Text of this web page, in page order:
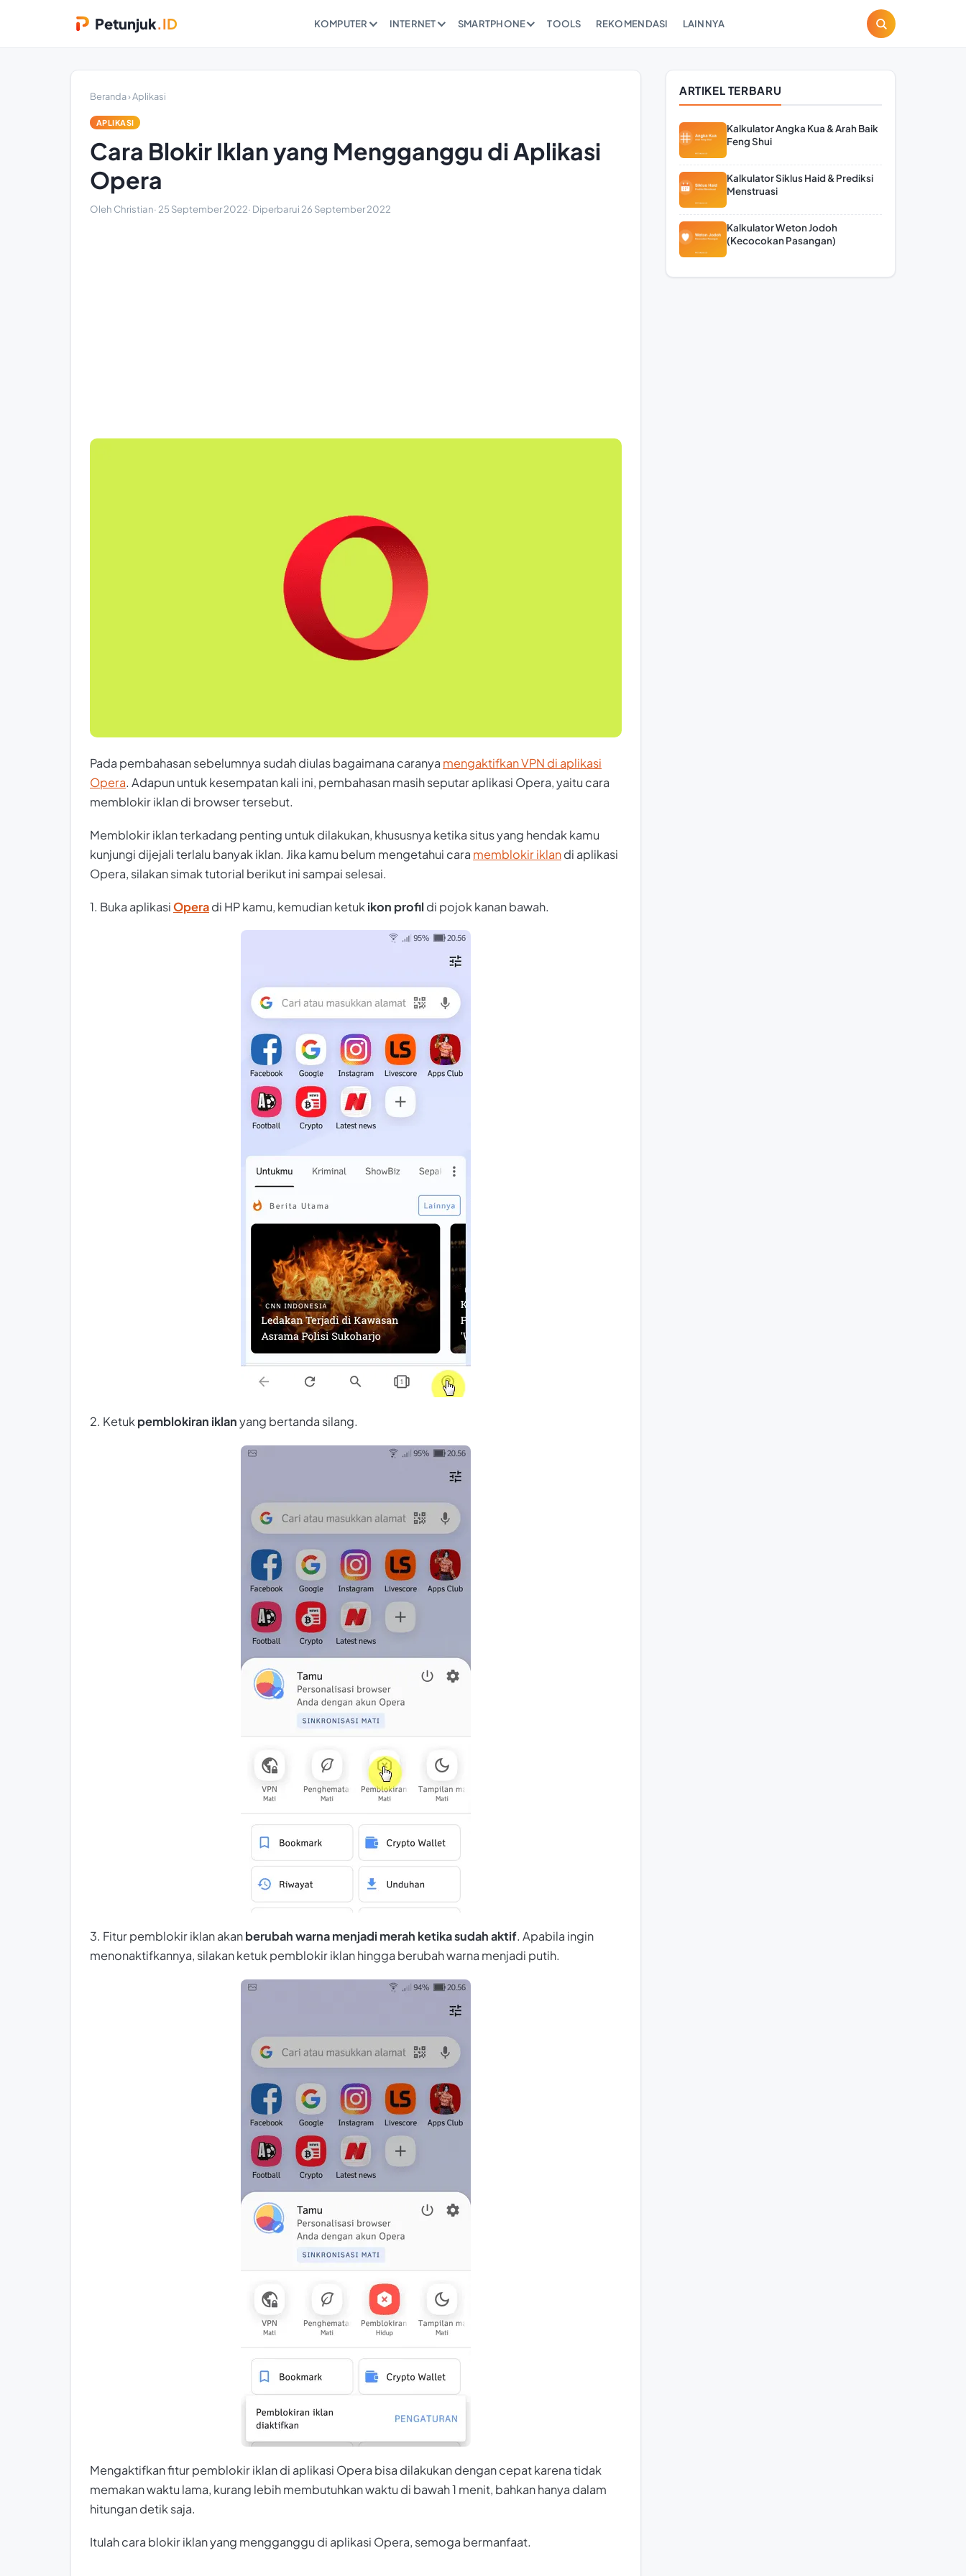
Petunjuk.ID KOMPUTER INTERNET SMARTPHONE TOOLS REKOMENDASI LAINNYA
Beranda›Aplikasi
APLIKASI
Cara Blokir Iklan yang Mengganggu di Aplikasi
Opera
Oleh Christian· 25 September 2022· Diperbarui 26 September 2022
Pada pembahasan sebelumnya sudah diulas bagaimana caranya mengaktifkan VPN di aplikasi
Opera. Adapun untuk kesempatan kali ini, pembahasan masih seputar aplikasi Opera, yaitu cara
memblokir iklan di browser tersebut.
Memblokir iklan terkadang penting untuk dilakukan, khususnya ketika situs yang hendak kamu
kunjungi dijejali terlalu banyak iklan. Jika kamu belum mengetahui cara memblokir iklandi aplikasi
Opera, silakan simak tutorial berikut ini sampai selesai.
1. Buka aplikasiOperadi HP kamu, kemudian ketuk ikon profildi pojok kanan bawah.
2. Ketuk pemblokiran iklanyang bertanda silang.
3. Fitur pemblokir iklan akanberubah warna menjadi merah ketika sudah aktif. Apabila ingin
menonaktifkannya, silakan ketuk pemblokir iklan hingga berubah warna menjadi putih.
Mengaktifkan fitur pemblokir iklan di aplikasi Opera bisa dilakukan dengan cepat karena tidak
memakan waktu lama, kurang lebih membutuhkan waktu di bawah 1 menit, bahkan hanya dalam
hitungan detik saja.
Itulah cara blokir iklan yang mengganggu di aplikasi Opera, semoga bermanfaat.
ARTIKEL TERBARU
Kalkulator Angka Kua & Arah Baik
Feng Shui
Kalkulator Siklus Haid & Prediksi
Menstruasi
Kalkulator Weton Jodoh
(Kecocokan Pasangan)